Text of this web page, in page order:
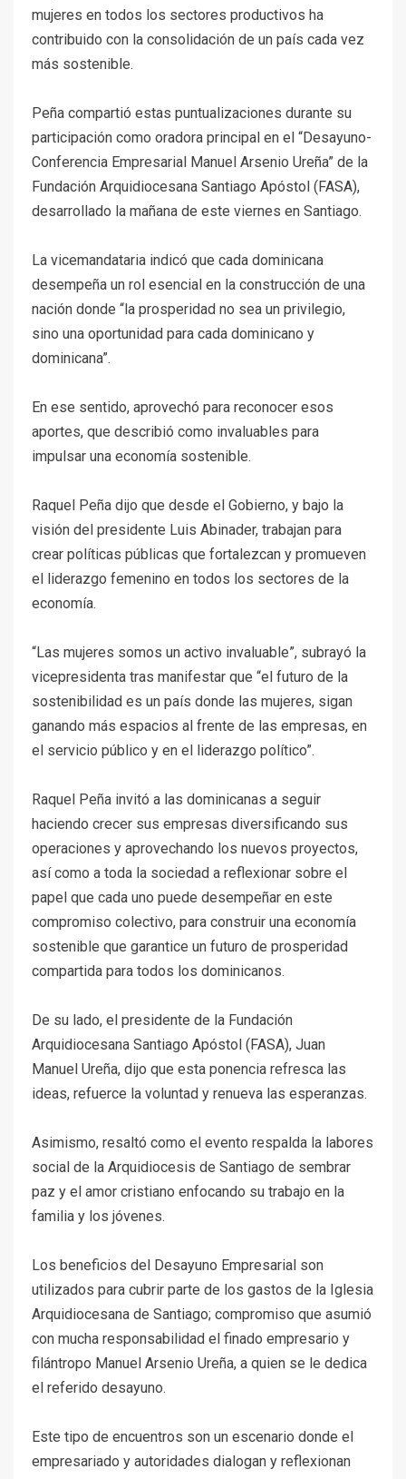
mujeres en todos los sectores productivos ha
contribuido con la consolidación de un país cada vez
más sostenible.
Peña compartió estas puntualizaciones durante su
participación como oradora principal en el “Desayuno-
Conferencia Empresarial Manuel Arsenio Ureña” de la
Fundación Arquidiocesana Santiago Apóstol (FASA),
desarrollado la mañana de este viernes en Santiago.
La vicemandataria indicó que cada dominicana
desempeña un rol esencial en la construcción de una
nación donde “la prosperidad no sea un privilegio,
sino una oportunidad para cada dominicano y
dominicana”.
En ese sentido, aprovechó para reconocer esos
aportes, que describió como invaluables para
impulsar una economía sostenible.
Raquel Peña dijo que desde el Gobierno, y bajo la
visión del presidente Luis Abinader, trabajan para
crear políticas públicas que fortalezcan y promueven
el liderazgo femenino en todos los sectores de la
economía.
“Las mujeres somos un activo invaluable”, subrayó la
vicepresidenta tras manifestar que “el futuro de la
sostenibilidad es un país donde las mujeres, sigan
ganando más espacios al frente de las empresas, en
el servicio público y en el liderazgo político”.
Raquel Peña invitó a las dominicanas a seguir
haciendo crecer sus empresas diversificando sus
operaciones y aprovechando los nuevos proyectos,
así como a toda la sociedad a reflexionar sobre el
papel que cada uno puede desempeñar en este
compromiso colectivo, para construir una economía
sostenible que garantice un futuro de prosperidad
compartida para todos los dominicanos.
De su lado, el presidente de la Fundación
Arquidiocesana Santiago Apóstol (FASA), Juan
Manuel Ureña, dijo que esta ponencia refresca las
ideas, refuerce la voluntad y renueva las esperanzas.
Asimismo, resaltó como el evento respalda la labores
social de la Arquidiocesis de Santiago de sembrar
paz y el amor cristiano enfocando su trabajo en la
familia y los jóvenes.
Los beneficios del Desayuno Empresarial son
utilizados para cubrir parte de los gastos de la Iglesia
Arquidiocesana de Santiago; compromiso que asumió
con mucha responsabilidad el finado empresario y
filántropo Manuel Arsenio Ureña, a quien se le dedica
el referido desayuno.
Este tipo de encuentros son un escenario donde el
empresariado y autoridades dialogan y reflexionan